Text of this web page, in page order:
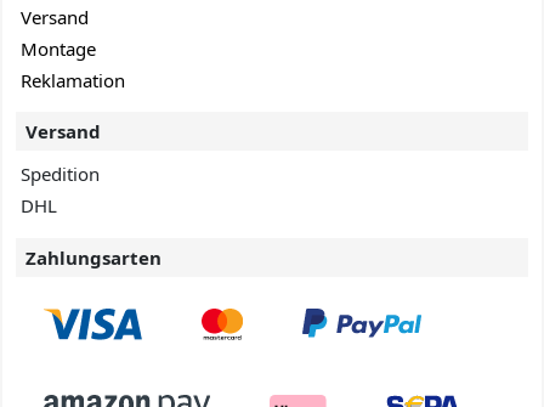
Versand
Montage
Reklamation
Versand
Spedition
DHL
Zahlungsarten